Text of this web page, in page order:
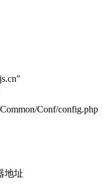
Conf/config.php
地址